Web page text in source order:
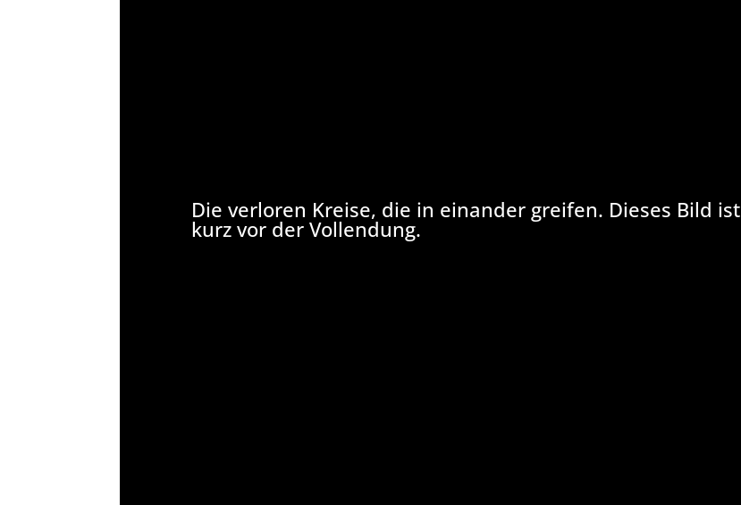
Die verloren Kreise, die in einander greifen. Dieses Bild ist
kurz vor der Vollendung.